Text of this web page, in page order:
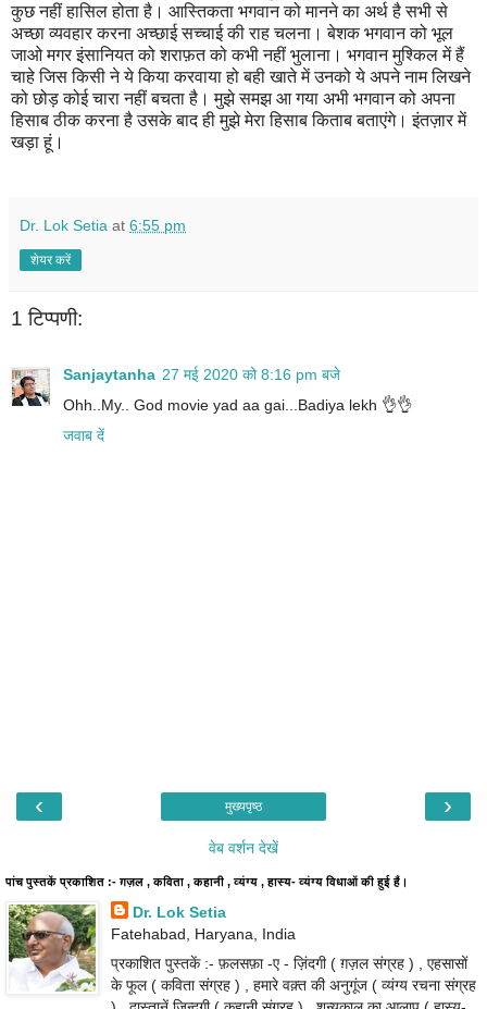
कुछ नहीं हासिल होता है। आस्तिकता भगवान को मानने का अर्थ है सभी से
अच्छा व्यवहार करना अच्छाई सच्चाई की राह चलना। बेशक भगवान को भूल
जाओ मगर इंसानियत को शराफ़त को कभी नहीं भुलाना। भगवान मुश्किल में हैं
चाहे जिस किसी ने ये किया करवाया हो बही खाते में उनको ये अपने नाम लिखने
को छोड़ कोई चारा नहीं बचता है। मुझे समझ आ गया अभी भगवान को अपना
हिसाब ठीक करना है उसके बाद ही मुझे मेरा हिसाब किताब बताएंगे। इंतज़ार में
खड़ा हूं।
Dr. Lok Setia at 6:55 pm
शेयर करें
1 टिप्पणी:
Sanjaytanha 27 मई 2020 को 8:16 pm बजे
Ohh..My.. God movie yad aa gai...Badiya lekh 👌👌
जवाब दें
‹ ›
मुख्यपृष्ठ
वेब वर्शन देखें
पांच पुस्तकें प्रकाशित :- ग़ज़ल , कविता , कहानी , व्यंग्य , हास्य- व्यंग्य विधाओं की हुई हैं।
Dr. Lok Setia
Fatehabad, Haryana, India
प्रकाशित पुस्तकें :- फ़लसफ़ा -ए - ज़िंदगी ( ग़ज़ल संग्रह ) , एहसासों
के फूल ( कविता संग्रह ) , हमारे वक़्त की अनुगूंज ( व्यंग्य रचना संग्रह